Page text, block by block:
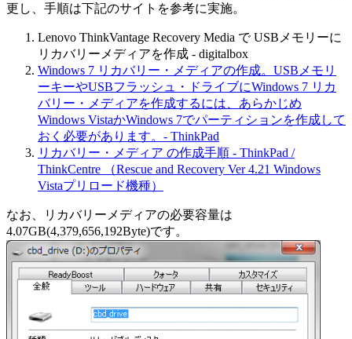
更し、手順は下記のサイトを参考に実施。
Lenovo ThinkVantage Recovery Media で USBメモリーに
リカバリーメディアを作成 - digitalbox
Windows 7 リカバリー・メディアの作成。USBメモリ
ーキーやUSBフラッシュ・ドライブにWindows 7 リカ
バリー・メディアを作成するには、あらかじめ
Windows VistaかWindows 7でパーティションを作成して
おく必要があります。- ThinkPad
リカバリー・メディア の作成手順 - ThinkPad /
ThinkCentre （Rescue and Recovery Ver 4.21 Windows
Vistaプリロード機種）
なお、リカバリーメディアの必要容量は
4.07GB(4,379,656,192Byte)です。